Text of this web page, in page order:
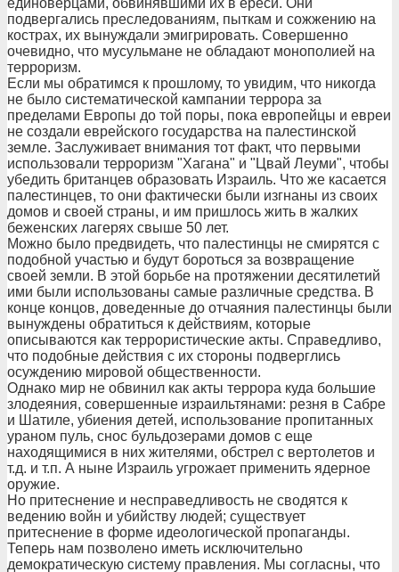
единоверцами, обвинявшими их в ереси. Они
подвергались преследованиям, пыткам и сожжению на
кострах, их вынуждали эмигрировать. Совершенно
очевидно, что мусульмане не обладают монополией на
терроризм.
Если мы обратимся к прошлому, то увидим, что никогда
не было систематической кампании террора за
пределами Европы до той поры, пока европейцы и евреи
не создали еврейского государства на палестинской
земле. Заслуживает внимания тот факт, что первыми
использовали терроризм "Хагана" и "Цвай Леуми", чтобы
убедить британцев образовать Израиль. Что же касается
палестинцев, то они фактически были изгнаны из своих
домов и своей страны, и им пришлось жить в жалких
беженских лагерях свыше 50 лет.
Можно было предвидеть, что палестинцы не смирятся с
подобной участью и будут бороться за возвращение
своей земли. В этой борьбе на протяжении десятилетий
ими были использованы самые различные средства. В
конце концов, доведенные до отчаяния палестинцы были
вынуждены обратиться к действиям, которые
описываются как террористические акты. Справедливо,
что подобные действия с их стороны подверглись
осуждению мировой общественности.
Однако мир не обвинил как акты террора куда большие
злодеяния, совершенные израильтянами: резня в Сабре
и Шатиле, убиения детей, использование пропитанных
ураном пуль, снос бульдозерами домов с еще
находящимися в них жителями, обстрел с вертолетов и
т.д. и т.п. А ныне Израиль угрожает применить ядерное
оружие.
Но притеснение и несправедливость не сводятся к
ведению войн и убийству людей; существует
притеснение в форме идеологической пропаганды.
Теперь нам позволено иметь исключительно
демократическую систему правления. Мы согласны, что